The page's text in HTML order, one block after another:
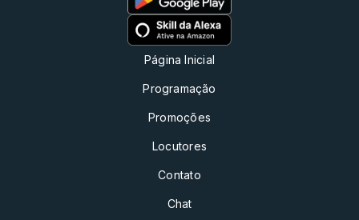
Página Inicial
Programação
Promoções
Locutores
Contato
Chat